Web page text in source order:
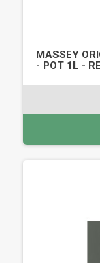
MASSEY
- POT 1L -